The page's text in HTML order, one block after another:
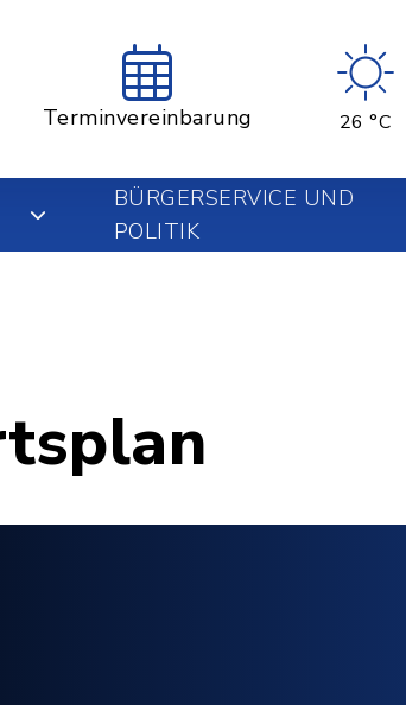
Terminvereinbarung 26 °C
BÜRGERSERVICE UND
POLITIK